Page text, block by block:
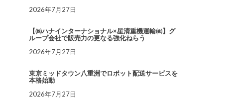
2026年7月27日
【㈱ハナインターナショナル×星清重機運輸㈱】グ
ループ会社で販売力の更なる強化ねらう
2026年7月27日
東京ミッドタウン八重洲でロボット配送サービスを
本格始動
2026年7月27日